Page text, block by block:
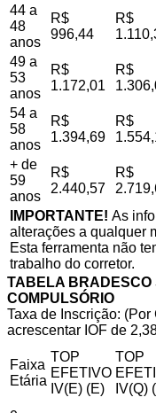
44 a
48
anos
R$
996,44
R$
49 a
53
anos
R$
1.172,01
R$
54 a
58
anos
R$
1.394,69
R$
+ de
59
anos
R$
2.440,57
R$
IMPORTANTE! As
alterações a qualquer
Esta ferramenta não
trabalho do corretor.
TABELA
COMPULSÓRIO
Taxa de Inscrição:
acrescentar IOF de
Faixa
Etária
TOP
EFETIVO
IV(E) (E)
TOP
IV(Q)